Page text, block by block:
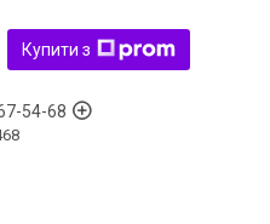
Купити з
54-68